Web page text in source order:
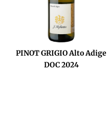
PINOT GRIGIO Alto Adige
DOC 2024